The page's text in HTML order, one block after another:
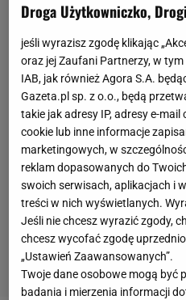
Droga Użytkowniczko,
jeśli wyrazisz zgodę klikając
oraz jej Zaufani Partnerzy, w tym
IAB, jak również Agora S.A.
Gazeta.pl sp. z o.o., będą
takie jak adresy IP, adresy e-
cookie lub inne informacje
marketingowych, w
reklam dopasowanych do
swoich serwisach, aplikacjach i
treści w nich wyświetlanych.
Jeśli nie chcesz wyrazić zgody,
chcesz wycofać zgodę
„Ustawień Zaawansowanych”.
Twoje dane osobowe mogą być
badania i mierzenia informacji